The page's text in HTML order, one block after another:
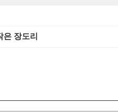
은 장도리